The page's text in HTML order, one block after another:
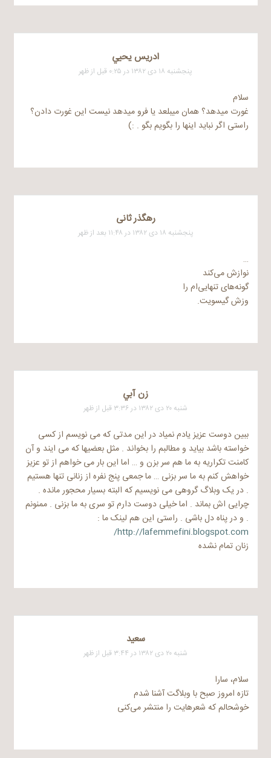
ادريس يحيي
پنجشنبه ۱۸ دی ۱۳۸۲ در ۰:۲۵ قبل از ظهر
سلام
غورت میدهد؟ همان میبلعد یا فرو میدهد نیست این غورت دادن؟
راستی اگر نباید اینها را بگویم بگو . :)
رهگذر ثانی
پنجشنبه ۱۸ دی ۱۳۸۲ در ۱۱:۴۸ بعد از ظهر
…
نوازش می‌کند
گونه‌های تنهایی‌‌ام را
وزش گیسویت.
زن آبي
شنبه ۲۰ دی ۱۳۸۲ در ۳:۳۶ قبل از ظهر
ببین دوست عزیز یادم نمیاد در این مدتی که می نویسم از کسی
خواسته باشد بیاید و مطالبم را بخواند . مثل بعضیها که می ایند و آن
کامنت تکراریه به ما هم سر بزن و … اما این بار می خواهم از تو عزیز
خواهش کنم به ما سر بزنی … ما جمعی پنج نفره از زنانی تنها هستیم
. در یک وبلاگ گروهی می نویسیم که البته بسیار محجور مانده .
چرایی اش بماند . اما خیلی دوست دارم تو سری به ما بزنی . ممنونم
. و در پناه دل باشی . راستی این هم لینک ما :
http://lafemmefini.blogspot.com/
زنان تمام نشده
سعيد
شنبه ۲۰ دی ۱۳۸۲ در ۳:۴۴ قبل از ظهر
سلام، سارا
تازه امروز صبح با وبلاگت آشنا شدم
خوشحالم که شعرهایت را منتشر می‌کنی